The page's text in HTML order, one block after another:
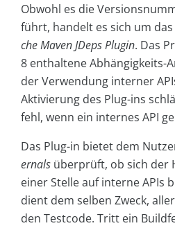
Obwohl es die
führt, handelt es sich um
che Maven JDeps Plugin. Das
8 enthaltene Abhängigkeits-
der Verwendung interner
Aktivierung des Plug-ins
fehl, wenn ein internes API
Das Plug-in bietet dem
ernals überprüft, ob sich der
einer Stelle auf interne APIs
dient dem selben Zweck,
den Testcode. Tritt ein